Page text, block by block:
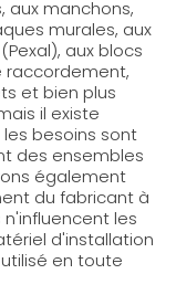
aux manchons,
murales, aux
aux blocs
raccordement,
et bien plus
il existe
besoins sont
des ensembles
également
du fabricant à
les
d'installation
en toute